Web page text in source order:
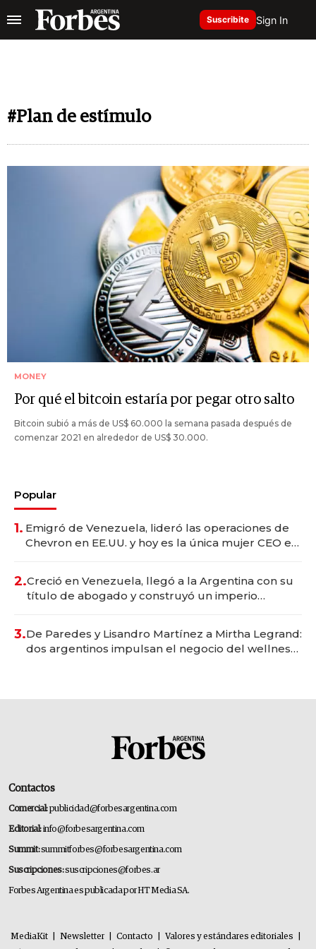
Suscribite Sign In
#Plan de estímulo
MONEY
Por qué el bitcoin estaría por pegar otro salto
Bitcoin subió a más de US$ 60.000 la semana pasada después de
comenzar 2021 en alrededor de US$ 30.000.
Popular
1. Emigró de Venezuela, lideró las operaciones de
Chevron en EE.UU. y hoy es la única mujer CEO en
2.Creció en Venezuela, llegó a la Argentina con su
título de abogado y construyó un imperio
3.De Paredes y Lisandro Martínez a Mirtha Legrand:
dos argentinos impulsan el negocio del wellness
Contactos
Comercial:publicidad@forbesargentina.com
Editorial:info@forbesargentina.com
Summit:summitforbes@forbesargentina.com
Suscripciones:suscripciones@forbes.ar
Forbes Argentina es publicada por HT Media SA.
MediaKit Newsletter Contacto Valores y estándares editoriales